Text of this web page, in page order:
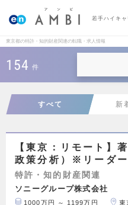
若手ハイキ
東京都の特許・知的財産関連の転職・求人情報
154 件
すべて 新
【東京：リモート】
政策分析）※リーダー
特許・知的財産関連
ソニーグループ株式会社
1000万円 ～ 1199万円 東